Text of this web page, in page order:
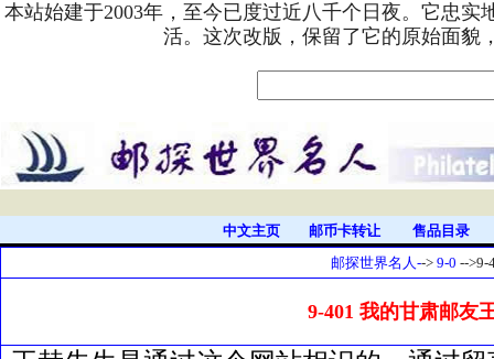
本站始建于2003年，至今已度过近八千个日夜。它忠
活。这次改版，保留了它的原始面貌
中文主页 邮币卡转让
售品目录
邮探世界名人--> 9-0 -->9-
9-401 我的甘肃邮友